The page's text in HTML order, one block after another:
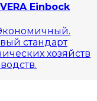
Einbock
стандарт
хозяйств